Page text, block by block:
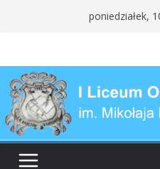
poniedziałek,